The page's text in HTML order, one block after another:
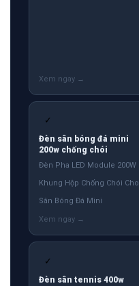
✓
Đèn sân bóng đá mini
200w chống chói
Đèn Pha LED Module 200W
Khung Hộp Chống Chói Cho
Sân Bóng Đá Mini
✓
Đèn sân tennis 400w